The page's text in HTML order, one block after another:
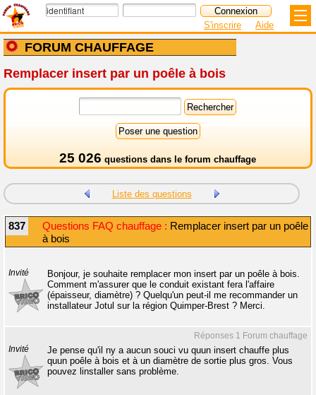
FORUM CHAUFFAGE
S'inscrire Aide
Remplacer insert par un poêle à bois
25 026 questions dans le forum chauffage
Liste des questions
837 Questions FAQ chauffage : Remplacer insert par un poêle
à bois
Invité
Bonjour, je souhaite remplacer mon insert par un poêle à bois.
Comment m'assurer que le conduit existant fera l'affaire
(épaisseur, diamètre) ? Quelqu'un peut-il me recommander un
installateur Jotul sur la région Quimper-Brest ? Merci.
Réponses 1 Forum chauffage
Invité
Je pense qu'il ny a aucun souci vu quun insert chauffe plus
quun poêle à bois et à un diamètre de sortie plus gros. Vous
pouvez linstaller sans problème.